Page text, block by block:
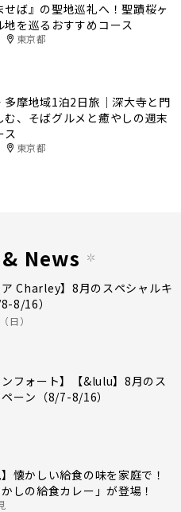
せば』の聖地巡礼へ！聖蹟桜ヶ
地を巡るおすすめコース
東京都
多摩地域1泊2日旅｜深大寺と門
む、そばグルメと癒やしの週末
ス
東京都
News
ア Charley】8月のスペシャルキ
8/16）
日）
ンフォート】【&lulu】8月のス
ーン（8/7-8/16）
】懐かしい給食の味を家庭で！
しの給食カレー」が登場！